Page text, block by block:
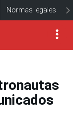
Normas legales